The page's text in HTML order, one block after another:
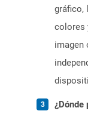
gráfico,
colores
imagen
¿Dónde